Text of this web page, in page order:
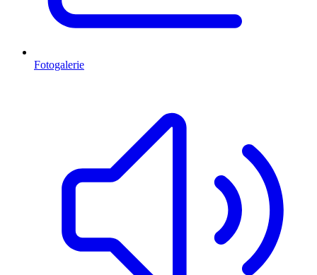
Fotogalerie